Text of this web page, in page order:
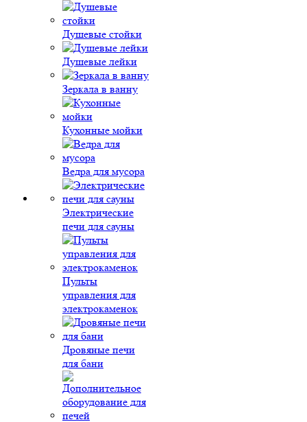
Душевые стойки
Душевые лейки
Зеркала в ванну
Кухонные мойки
Ведра для мусора
Электрические
печи для сауны
Пульты
управления для
электрокаменок
Дровяные печи
для бани